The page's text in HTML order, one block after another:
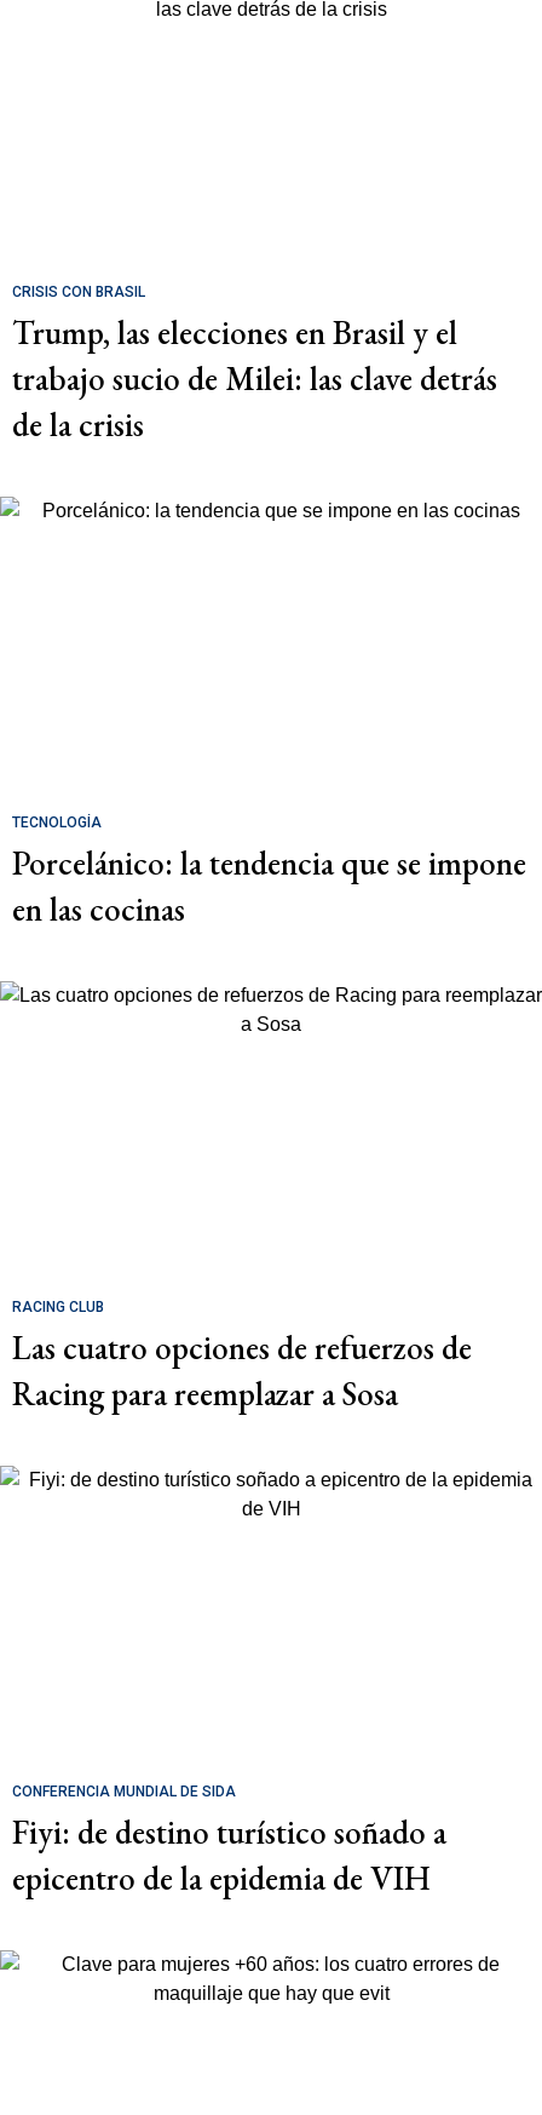
CRISIS CON BRASIL
Trump, las elecciones en Brasil y el
trabajo sucio de Milei: las clave detrás
de la crisis
TECNOLOGÍA
Porcelánico: la tendencia que se impone
en las cocinas
RACING CLUB
Las cuatro opciones de refuerzos de
Racing para reemplazar a Sosa
CONFERENCIA MUNDIAL DE SIDA
Fiyi: de destino turístico soñado a
epicentro de la epidemia de VIH